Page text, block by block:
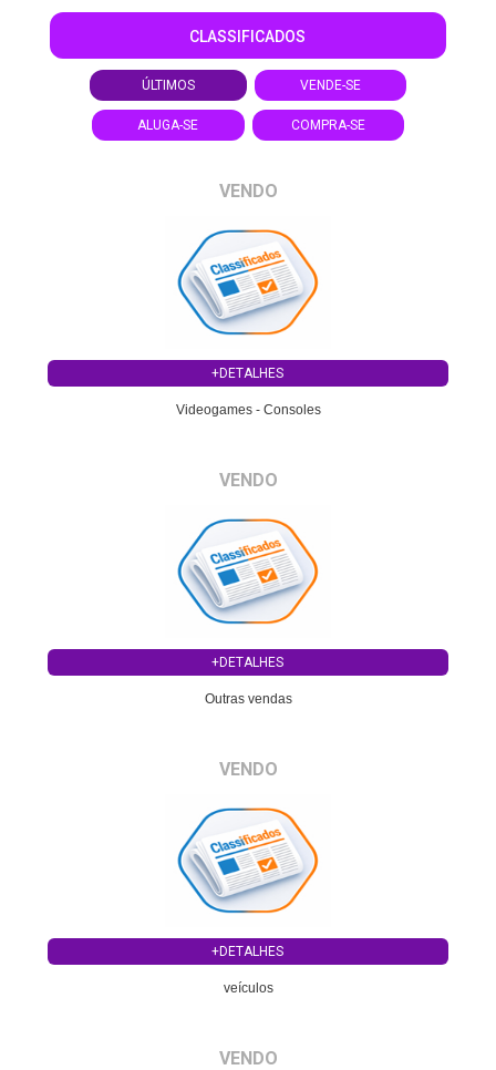
CLASSIFICADOS
ÚLTIMOS VENDE-SE
ALUGA-SE COMPRA-SE
VENDO
+DETALHES
Videogames - Consoles
VENDO
+DETALHES
Outras vendas
VENDO
+DETALHES
veículos
VENDO